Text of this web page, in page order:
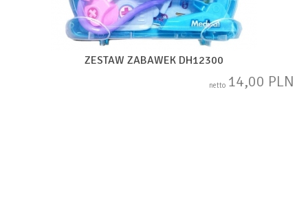
ZESTAW ZABAWEK DH12300
netto 14,00 PLN